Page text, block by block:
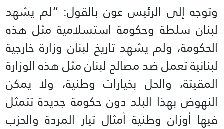
وتوجه إلى الرئيس عون بالقول: “لم يشهد
لبنان سلطة وحكومة استسلامية مثل هذه
الحكومة، ولم يشهد تاريخ لبنان وزارة خارجية
لبنانية تعمل ضد مصالح لبنان مثل هذه الوزارة
المقيتة، والحل بخيارات وطنية، ولا يمكن
النهوض بهذا البلد دون حكومة جديدة تتمثل
فيها أوزان وطنية أمثال تيار المردة والحزب